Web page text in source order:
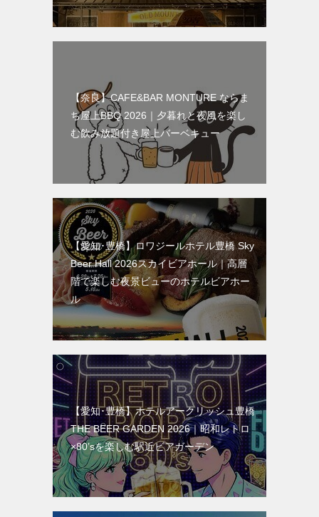
【奈良】CAFE&BAR MONTURE ならま
ち屋上BBQ 2026｜夕暮れと夜風を楽し
む飲み放題付き屋上バーベキュー
【愛知･豊橋】ロワジールホテル豊橋 Sky
Beer Hall 2026スカイビアホール｜高層
階で楽しむ夜景ビューのホテルビアホー
ル
【愛知･豊橋】ホテルアークリッシュ豊橋
THE BEER GARDEN 2026｜昭和レトロ
×80’sを楽しむ駅近ビアガーデン